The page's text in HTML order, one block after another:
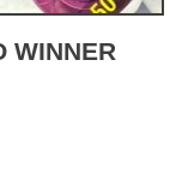
WINNER